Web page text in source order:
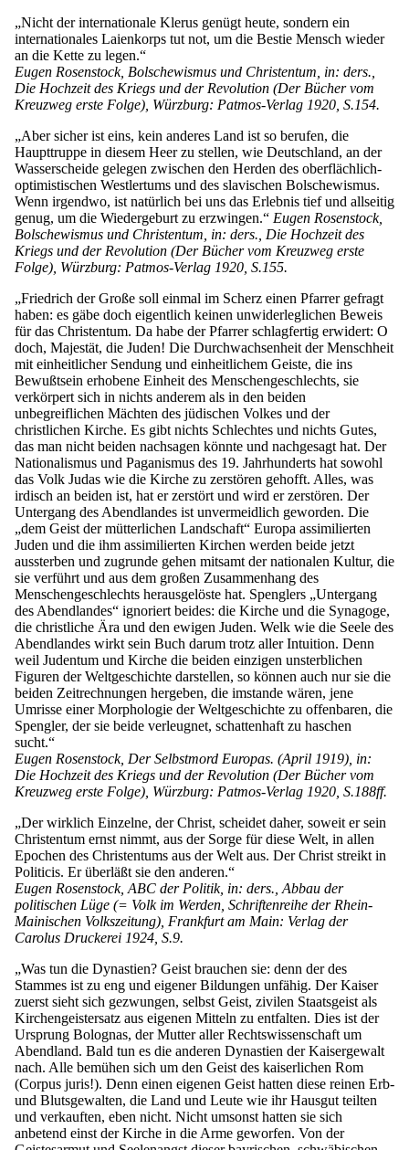
„Nicht der internationale Klerus genügt heute, sondern ein
internationales Laienkorps tut not, um die Bestie Mensch wieder
an die Kette zu legen.“
Eugen Rosenstock, Bolschewismus und Christentum, in: ders.,
Die Hochzeit des Kriegs und der Revolution (Der Bücher vom
Kreuzweg erste Folge), Würzburg: Patmos-Verlag 1920, S.154.
„Aber sicher ist eins, kein anderes Land ist so berufen, die
Haupttruppe in diesem Heer zu stellen, wie Deutschland, an der
Wasserscheide gelegen zwischen den Herden des oberflächlich-
optimistischen Westlertums und des slavischen Bolschewismus.
Wenn irgendwo, ist natürlich bei uns das Erlebnis tief und allseitig
genug, um die Wiedergeburt zu erzwingen.“ Eugen Rosenstock,
Bolschewismus und Christentum, in: ders., Die Hochzeit des
Kriegs und der Revolution (Der Bücher vom Kreuzweg erste
Folge), Würzburg: Patmos-Verlag 1920, S.155.
„Friedrich der Große soll einmal im Scherz einen Pfarrer gefragt
haben: es gäbe doch eigentlich keinen unwiderleglichen Beweis
für das Christentum. Da habe der Pfarrer schlagfertig erwidert: O
doch, Majestät, die Juden! Die Durchwachsenheit der Menschheit
mit einheitlicher Sendung und einheitlichem Geiste, die ins
Bewußtsein erhobene Einheit des Menschengeschlechts, sie
verkörpert sich in nichts anderem als in den beiden
unbegreiflichen Mächten des jüdischen Volkes und der
christlichen Kirche. Es gibt nichts Schlechtes und nichts Gutes,
das man nicht beiden nachsagen könnte und nachgesagt hat. Der
Nationalismus und Paganismus des 19. Jahrhunderts hat sowohl
das Volk Judas wie die Kirche zu zerstören gehofft. Alles, was
irdisch an beiden ist, hat er zerstört und wird er zerstören. Der
Untergang des Abendlandes ist unvermeidlich geworden. Die
„dem Geist der mütterlichen Landschaft“ Europa assimilierten
Juden und die ihm assimilierten Kirchen werden beide jetzt
aussterben und zugrunde gehen mitsamt der nationalen Kultur, die
sie verführt und aus dem großen Zusammenhang des
Menschengeschlechts herausgelöste hat. Spenglers „Untergang
des Abendlandes“ ignoriert beides: die Kirche und die Synagoge,
die christliche Ära und den ewigen Juden. Welk wie die Seele des
Abendlandes wirkt sein Buch darum trotz aller Intuition. Denn
weil Judentum und Kirche die beiden einzigen unsterblichen
Figuren der Weltgeschichte darstellen, so können auch nur sie die
beiden Zeitrechnungen hergeben, die imstande wären, jene
Umrisse einer Morphologie der Weltgeschichte zu offenbaren, die
Spengler, der sie beide verleugnet, schattenhaft zu haschen
sucht.“
Eugen Rosenstock, Der Selbstmord Europas. (April 1919), in:
Die Hochzeit des Kriegs und der Revolution (Der Bücher vom
Kreuzweg erste Folge), Würzburg: Patmos-Verlag 1920, S.188ff.
„Der wirklich Einzelne, der Christ, scheidet daher, soweit er sein
Christentum ernst nimmt, aus der Sorge für diese Welt, in allen
Epochen des Christentums aus der Welt aus. Der Christ streikt in
Politicis. Er überläßt sie den anderen.“
Eugen Rosenstock, ABC der Politik, in: ders., Abbau der
politischen Lüge (= Volk im Werden, Schriftenreihe der Rhein-
Mainischen Volkszeitung), Frankfurt am Main: Verlag der
Carolus Druckerei 1924, S.9.
„Was tun die Dynastien? Geist brauchen sie: denn der des
Stammes ist zu eng und eigener Bildungen unfähig. Der Kaiser
zuerst sieht sich gezwungen, selbst Geist, zivilen Staatsgeist als
Kirchengeistersatz aus eigenen Mitteln zu entfalten. Dies ist der
Ursprung Bolognas, der Mutter aller Rechtswissenschaft um
Abendland. Bald tun es die anderen Dynastien der Kaisergewalt
nach. Alle bemühen sich um den Geist des kaiserlichen Rom
(Corpus juris!). Denn einen eigenen Geist hatten diese reinen Erb-
und Blutsgewalten, die Land und Leute wie ihr Hausgut teilten
und verkauften, eben nicht. Nicht umsonst hatten sie sich
anbetend einst der Kirche in die Arme geworfen. Von der